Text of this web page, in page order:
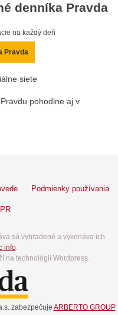
denníka Pravda
na každý deň
Pravda
siete
pohodlne aj v
Podmienky používania
sú vyhradené a vykonáva ich
info.
na technológií Wordpress.
zabezpečuje ARBERTO GROUP